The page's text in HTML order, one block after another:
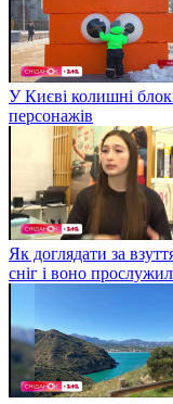
У Києві колишні
персонажів
Як доглядати за
сніг і воно